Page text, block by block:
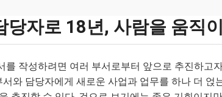
당자로 18년, 사람을 움직
를 작성하려면 여러 부서로부터 앞으로 추진하고
서와 담당자에게 새로운 사업과 업무를 하나 더